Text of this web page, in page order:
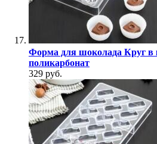
Форма для шоколада Круг в
поликарбонат
329 руб.